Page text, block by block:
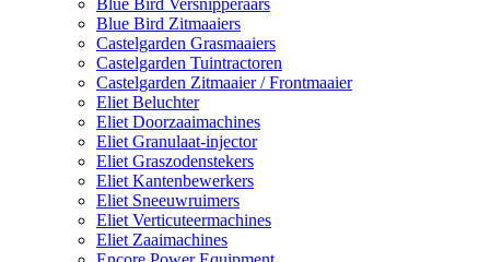
Blue Bird Zitmaaiers
Castelgarden Grasmaaiers
Castelgarden Tuintractoren
Castelgarden Zitmaaier / Frontmaaier
Eliet Beluchter
Eliet Doorzaaimachines
Eliet Granulaat-injector
Eliet Graszodenstekers
Eliet Kantenbewerkers
Eliet Sneeuwruimers
Eliet Verticuteermachines
Eliet Zaaimachines